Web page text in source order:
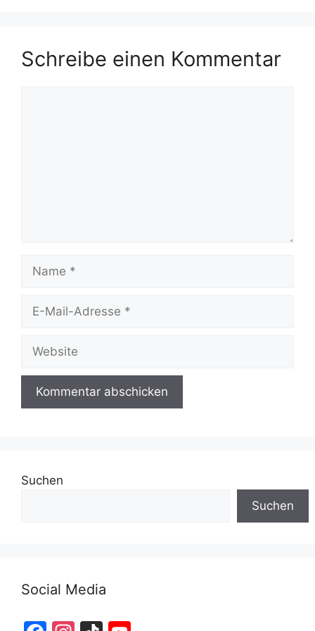
Schreibe einen Kommentar
Name
Website
Suchen
Suchen
Social Media